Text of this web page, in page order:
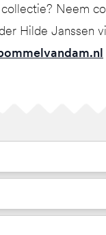
Neem
Hilde Janssen